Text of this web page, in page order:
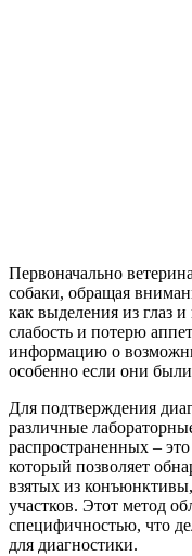
Первоначально
собаки, обращая
как выделения из глаз
слабость и потерю
информацию о
особенно если они
Для подтверждения
различные
распространенных –
который позволяет
взятых из
участков. Этот метод
специфичностью, что
для диагностики.